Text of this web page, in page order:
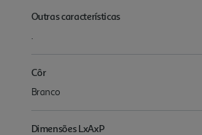
Outras características
.
Côr
Branco
Dimensões LxAxP